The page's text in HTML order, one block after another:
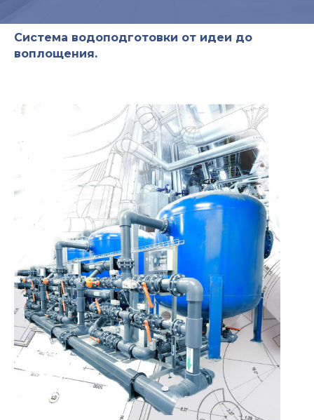
Система водоподготовки от идеи до
воплощения.